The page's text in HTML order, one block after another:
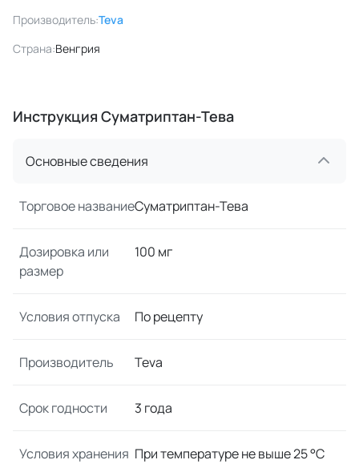
Производитель:Teva
Страна:Венгрия
Инструкция Суматриптан-Тева
Основные сведения
Торговое названиеСуматриптан-Тева
Дозировка или
размер
100 мг
Условия отпуска По рецепту
Производитель Teva
Срок годности 3 года
Условия хранения При температуре не выше 25 °C